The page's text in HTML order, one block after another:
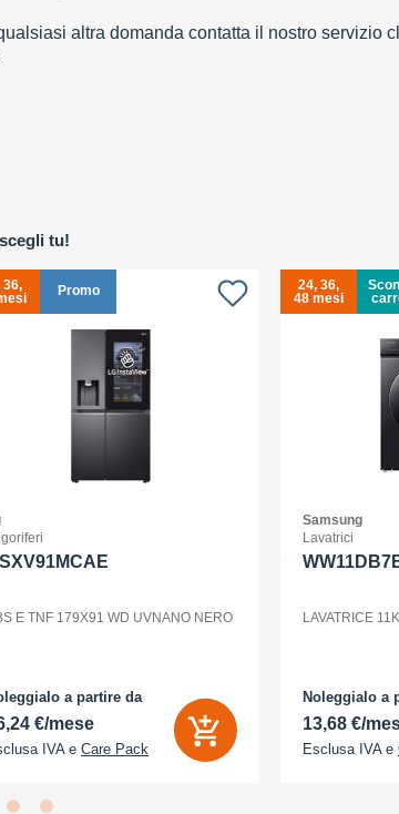
altra domanda contatta il nostro servizio
tu!
36,
Promo
E TNF 179X91 WD UVNANO NERO
a partire da
€/mese
IVA e Care Pack
24, 36,
48 mesi
Samsung
Lavatrici
LAVATRICE
Noleggialo a
13,68 €/
Esclusa IVA e